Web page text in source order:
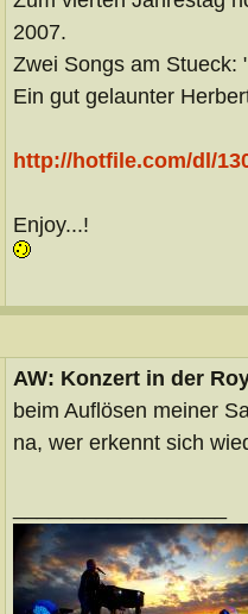
2007.
Zwei Songs am Stueck:
Ein gut gelaunter
http://hotfile.com/dl/
Enjoy...!
AW: Konzert in der
beim Auflösen meiner
na, wer erkennt sich